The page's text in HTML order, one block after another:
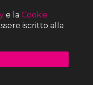
e la Cookie
iscritto alla